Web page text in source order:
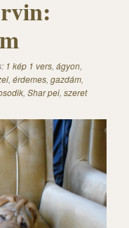
1 kép 1 vers, ágyon,
, érdemes, gazdám,
, Shar pei, szeret